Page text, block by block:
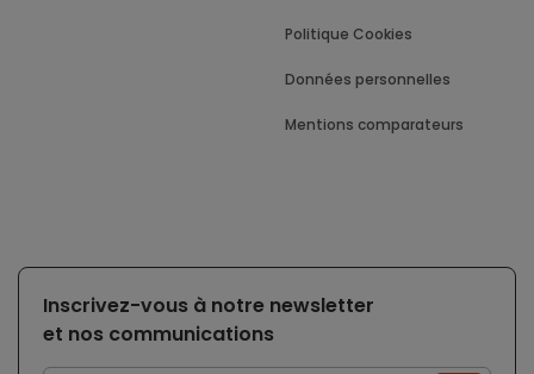
Politique Cookies
Données personnelles
Mentions comparateurs
Inscrivez-vous à notre newsletter
et nos communications